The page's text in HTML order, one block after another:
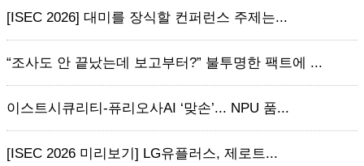
[ISEC 2026] 대미를 장식할 컨퍼런스 주제는...
“조사도 안 끝났는데 보고부터?” 불투명한 팩트에 ...
이스트시큐리티-퓨리오사AI ‘맞손’... NPU 품...
[ISEC 2026 미리보기] LG유플러스, 제로트...